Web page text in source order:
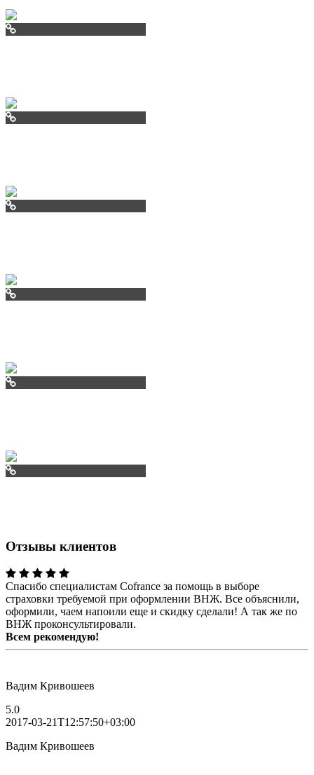
Отзывы клиентов
Спасибо специалистам Cofrance за помощь в выборе
страховки требуемой при оформлении ВНЖ. Все объяснили,
оформили, чаем напоили еще и скидку сделали! А так же по
ВНЖ проконсультировали.
Всем рекомендую!
Вадим Кривошеев
5.0
2017-03-21T12:57:50+03:00
Вадим Кривошеев